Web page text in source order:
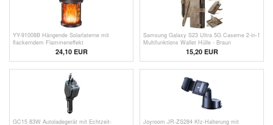
YY-91008B Hängende Solarlaterne mit
flackerndem Flammeneffekt
24,10 EUR
Samsung Galaxy S23 Ultra 5G Caseme 2-in-1
Multifunktions Wallet Hülle - Braun
15,20 EUR
GC15 83W Autoladegerät mit Echtzeit-
Joyroom JR-ZS284 Kfz-Halterung mit